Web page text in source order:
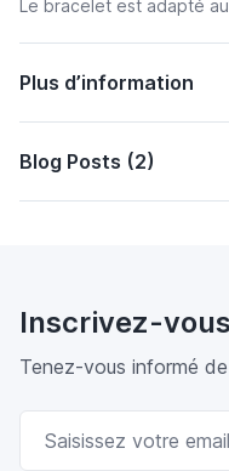
Le bracelet est adapté
Plus d’information
Blog Posts (2)
Inscrivez-
Tenez-vous informé